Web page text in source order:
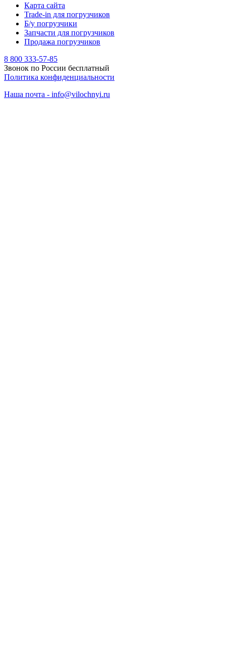
Карта сайта
Trade-in для погрузчиков
Б/у погрузчики
Запчасти для погрузчиков
Продажа погрузчиков
8 800 333-57-85
Звонок по России бесплатный
Политика конфиденциальности
Наша почта - info@vilochnyi.ru